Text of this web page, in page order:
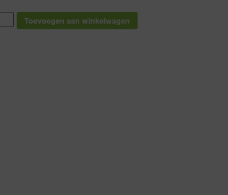
Toevoegen aan winkelwagen